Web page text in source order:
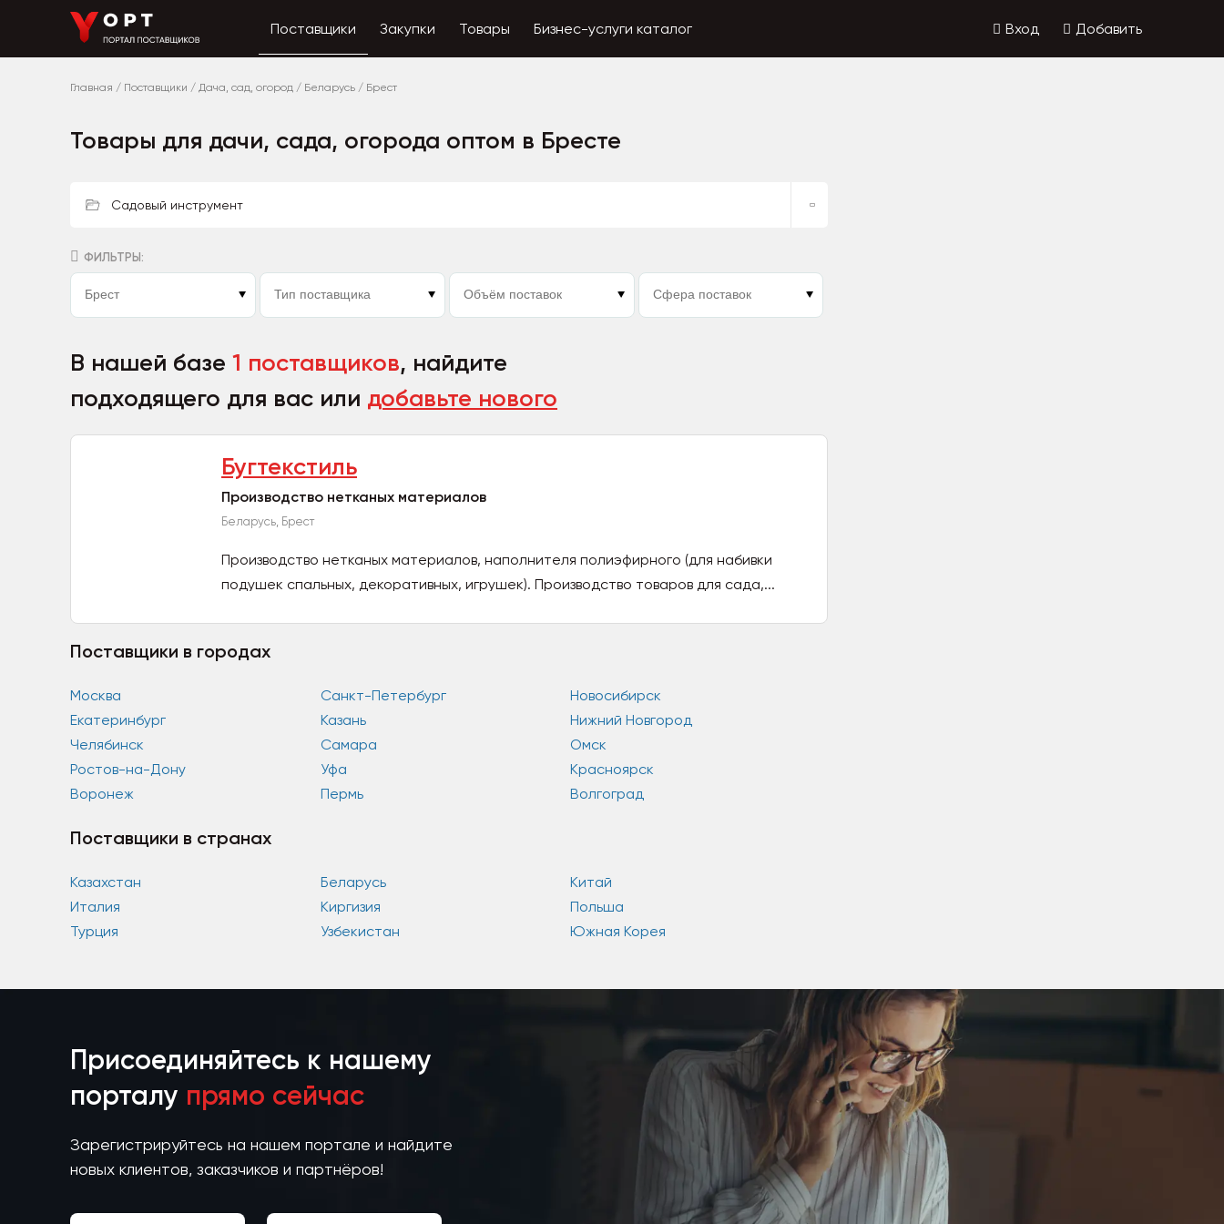
Поставщики Закупки Товары Бизнес-услуги каталог Вход Добавить
Главная / Поставщики / Дача, сад, огород / Беларусь / Брест
Товары для дачи, сада, огорода оптом в Бресте
Садовый инструмент
ФИЛЬТРЫ:
В нашей базе 1 поставщиков, найдите
подходящего для вас или добавьте нового
Бугтекстиль
Производство нетканых материалов
Беларусь, Брест
Производство нетканых материалов, наполнителя полиэфирного (для набивки
подушек спальных, декоративных, игрушек). Производство товаров для сада,...
Поставщики в городах
Москва Санкт-Петербург
Новосибирск
Екатеринбург
Казань
Нижний Новгород
Челябинск
Самара
Омск
Ростов-на-Дону
Уфа
Красноярск
Воронеж
Пермь Волгоград
Поставщики в странах
Казахстан Беларусь
Китай
Италия
Киргизия
Польша
Турция
Узбекистан Южная Корея
Присоединяйтесь к нашему
порталу прямо сейчас
Зарегистрируйтесь на нашем портале и найдите
новых клиентов, заказчиков и партнёров!